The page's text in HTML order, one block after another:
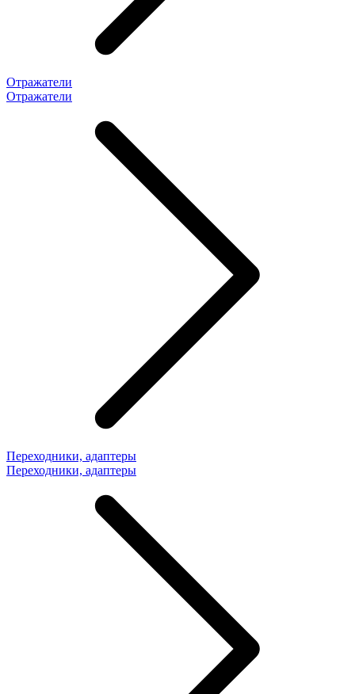
Отражатели
Отражатели
Переходники, адаптеры
Переходники, адаптеры